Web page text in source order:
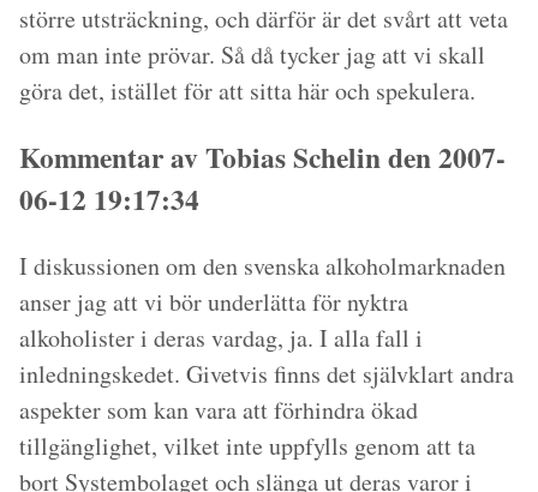
större utsträckning, och därför är det svårt att veta
om man inte prövar. Så då tycker jag att vi skall
göra det, istället för att sitta här och spekulera.
Kommentar av Tobias Schelin den 2007-
06-12 19:17:34
I diskussionen om den svenska alkoholmarknaden
anser jag att vi bör underlätta för nyktra
alkoholister i deras vardag, ja. I alla fall i
inledningskedet. Givetvis finns det självklart andra
aspekter som kan vara att förhindra ökad
tillgänglighet, vilket inte uppfylls genom att ta
bort Systembolaget och slänga ut deras varor i